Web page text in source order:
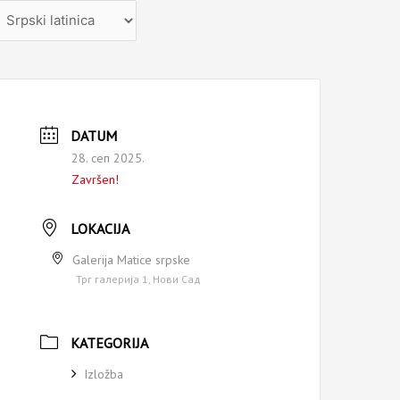
DATUM
28. сеп 2025.
Završen!
LOKACIJA
Galerija Matice srpske
Трг галерија 1, Нови Сад
KATEGORIJA
Izložba